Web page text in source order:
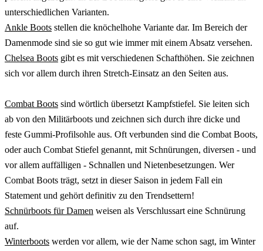
unterschiedlichen Varianten.
Ankle Boots stellen die knöchelhohe Variante dar. Im Bereich der
Damenmode sind sie so gut wie immer mit einem Absatz versehen.
Chelsea Boots gibt es mit verschiedenen Schafthöhen. Sie zeichnen
sich vor allem durch ihren Stretch-Einsatz an den Seiten aus.
Combat Boots sind wörtlich übersetzt Kampfstiefel. Sie leiten sich
ab von den Militärboots und zeichnen sich durch ihre dicke und
feste Gummi-Profilsohle aus. Oft verbunden sind die Combat Boots,
oder auch Combat Stiefel genannt, mit Schnürungen, diversen - und
vor allem auffälligen - Schnallen und Nietenbesetzungen. Wer
Combat Boots trägt, setzt in dieser Saison in jedem Fall ein
Statement und gehört definitiv zu den Trendsettern!
Schnürboots für Damen weisen als Verschlussart eine Schnürung
auf.
Winterboots werden vor allem, wie der Name schon sagt, im Winter